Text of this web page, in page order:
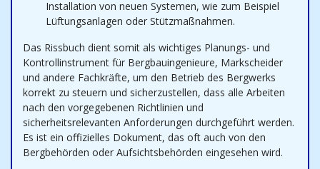
Installation von neuen Systemen, wie zum Beispiel
Lüftungsanlagen oder Stützmaßnahmen.
Das Rissbuch dient somit als wichtiges Planungs- und
Kontrollinstrument für Bergbauingenieure, Markscheider
und andere Fachkräfte, um den Betrieb des Bergwerks
korrekt zu steuern und sicherzustellen, dass alle Arbeiten
nach den vorgegebenen Richtlinien und
sicherheitsrelevanten Anforderungen durchgeführt werden.
Es ist ein offizielles Dokument, das oft auch von den
Bergbehörden oder Aufsichtsbehörden eingesehen wird.